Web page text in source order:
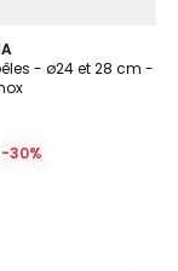
- ø24 et 28 cm -
-30%